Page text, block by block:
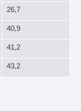
26,7
40,9
41,2
43,2